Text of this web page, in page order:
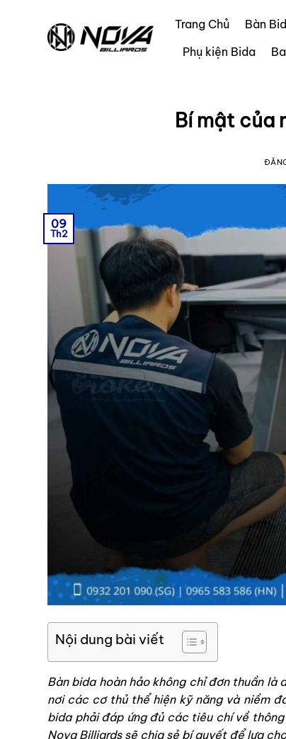
Trang Chủ Bàn
Phụ kiện Bida
Bí mật của
09
Th2
Nội dung bài viết
Bàn bida hoàn hảokhông chỉ đơn thuần là
nơi các cơ thủ thể hiện kỹ năng và niềm
bida phải đáp ứng đủ các tiêu chí về
Nova Billiards sẽ chia sẻ bí quyết để lựa